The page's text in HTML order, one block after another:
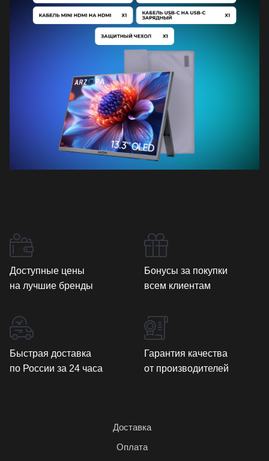
Доступные цены
на лучшие бренды
Бонусы за покупки
всем клиентам
Быстрая доставка
по России за 24 часа
Гарантия качества
от производителей
Доставка
Оплата